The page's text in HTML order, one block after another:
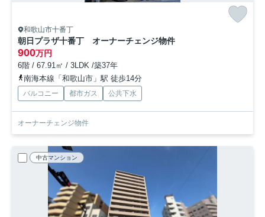
和歌山市十番丁
朝日プラザ十番丁 オーナーチェンジ物件
900万円
6階 / 67.91㎡ / 3LDK /築37年
南海本線「和歌山市」駅 徒歩14分
バルコニー 都市ガス 公共下水
オーナーチェンジ物件
中古マンション